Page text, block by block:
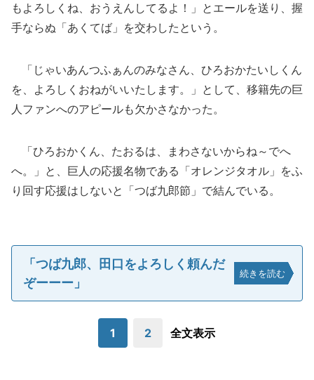
もよろしくね、おうえんしてるよ！」とエールを送り、握
手ならぬ「あくてば」を交わしたという。
「じゃいあんつふぁんのみなさん、ひろおかたいしくん
を、よろしくおねがいいたします。」として、移籍先の巨
人ファンへのアピールも欠かさなかった。
「ひろおかくん、たおるは、まわさないからね～でへ
へ。」と、巨人の応援名物である「オレンジタオル」をふ
り回す応援はしないと「つば九郎節」で結んでいる。
「つば九郎、田口をよろしく頼んだ
ぞーーー」
続きを読む
1 2 全文表示